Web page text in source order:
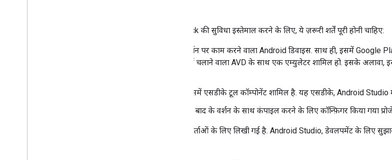
Android पर पासवर्ड के लिए Smart Lock की सुविधा इस्तेमाल करने के लिए, ये ज़रूरी शर्तें पूरी होनी चाहिए:
Android 7.0 या इसके बाद के वर्शन पर काम करने वाला Android डिवाइस. साथ ही, इसमें Google
आधारित Google APIs प्लैटफ़ॉर्म चलाने वाला AVD के साथ एक एम्युलेटर शामिल हो. इसके
Android SDK का नया वर्शन, जिसमें एसडीके टूल कॉम्पोनेंट शामिल है. यह एसडीके, Android Studio
Android 7.0 (Nougat) या इसके बाद के वर्शन के साथ कंपाइल करने के लिए कॉन्फ़िगर किया गया
यह गाइड, Android Studio के उपयोगकर्ताओं के लिए लिखी गई है. Android Studio, डेवलपमेंट के लिए